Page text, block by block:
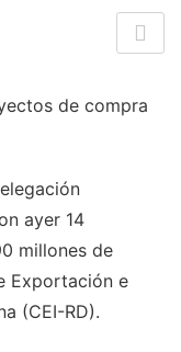
de compra
ayer 14
millones de
Exportación e
(CEI-RD).